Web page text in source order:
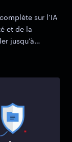
sur l’IA
et de la
jusqu’à